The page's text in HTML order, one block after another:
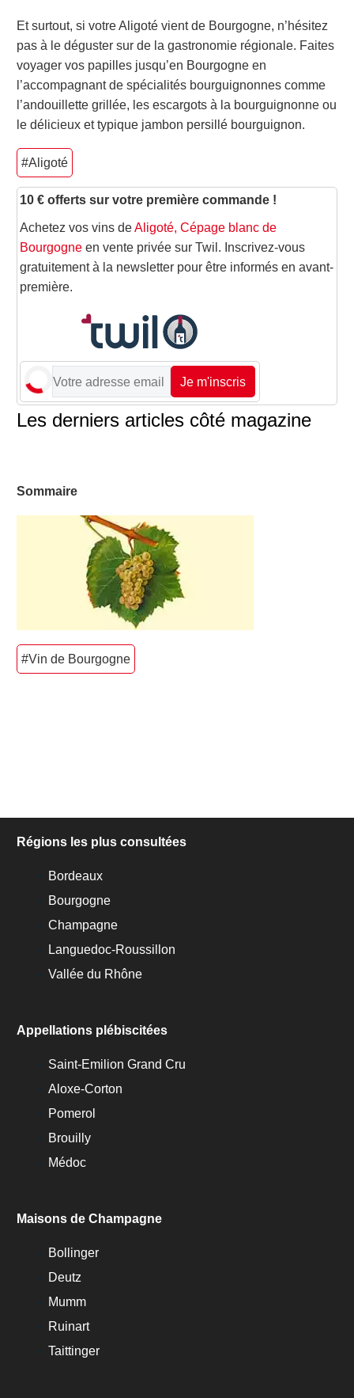
Et surtout, si votre Aligoté vient de Bourgogne, n’hésitez
pas à le déguster sur de la gastronomie régionale. Faites
voyager vos papilles jusqu’en Bourgogne en
l’accompagnant de spécialités bourguignonnes comme
l’andouillette grillée, les escargots à la bourguignonne ou
le délicieux et typique jambon persillé bourguignon.
#Aligoté
10 € offerts sur votre première commande !
Achetez vos vins deAligoté, Cépage blanc de
Bourgogne en vente privée sur Twil. Inscrivez-vous
gratuitement à la newsletter pour être informés en avant-
première.
Je m'inscris
Les derniers articles côté magazine
Sommaire
#Vin de Bourgogne
Régions les plus consultées
Bordeaux
Bourgogne
Champagne
Languedoc-Roussillon
Vallée du Rhône
Appellations plébiscitées
Saint-Emilion Grand Cru
Aloxe-Corton
Pomerol
Brouilly
Médoc
Maisons de Champagne
Bollinger
Deutz
Mumm
Ruinart
Taittinger